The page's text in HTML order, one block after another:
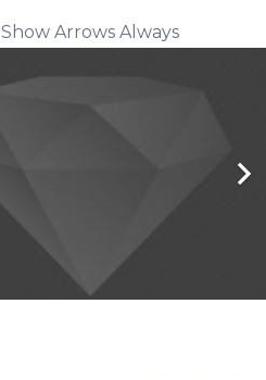
Show Arrows Always